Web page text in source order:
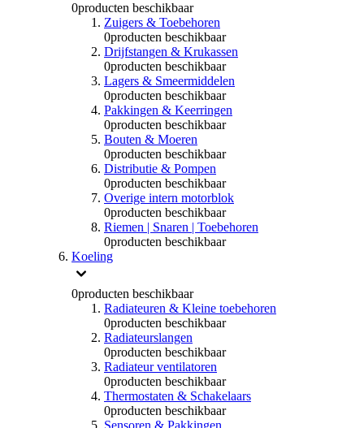
0producten beschikbaar
Zuigers & Toebehoren
0producten beschikbaar
Drijfstangen & Krukassen
0producten beschikbaar
Lagers & Smeermiddelen
0producten beschikbaar
Pakkingen & Keerringen
0producten beschikbaar
Bouten & Moeren
0producten beschikbaar
Distributie & Pompen
0producten beschikbaar
Overige intern motorblok
0producten beschikbaar
Riemen | Snaren | Toebehoren
0producten beschikbaar
Koeling
0producten beschikbaar
Radiateuren & Kleine toebehoren
0producten beschikbaar
Radiateurslangen
0producten beschikbaar
Radiateur ventilatoren
0producten beschikbaar
Thermostaten & Schakelaars
0producten beschikbaar
Sensoren & Pakkingen